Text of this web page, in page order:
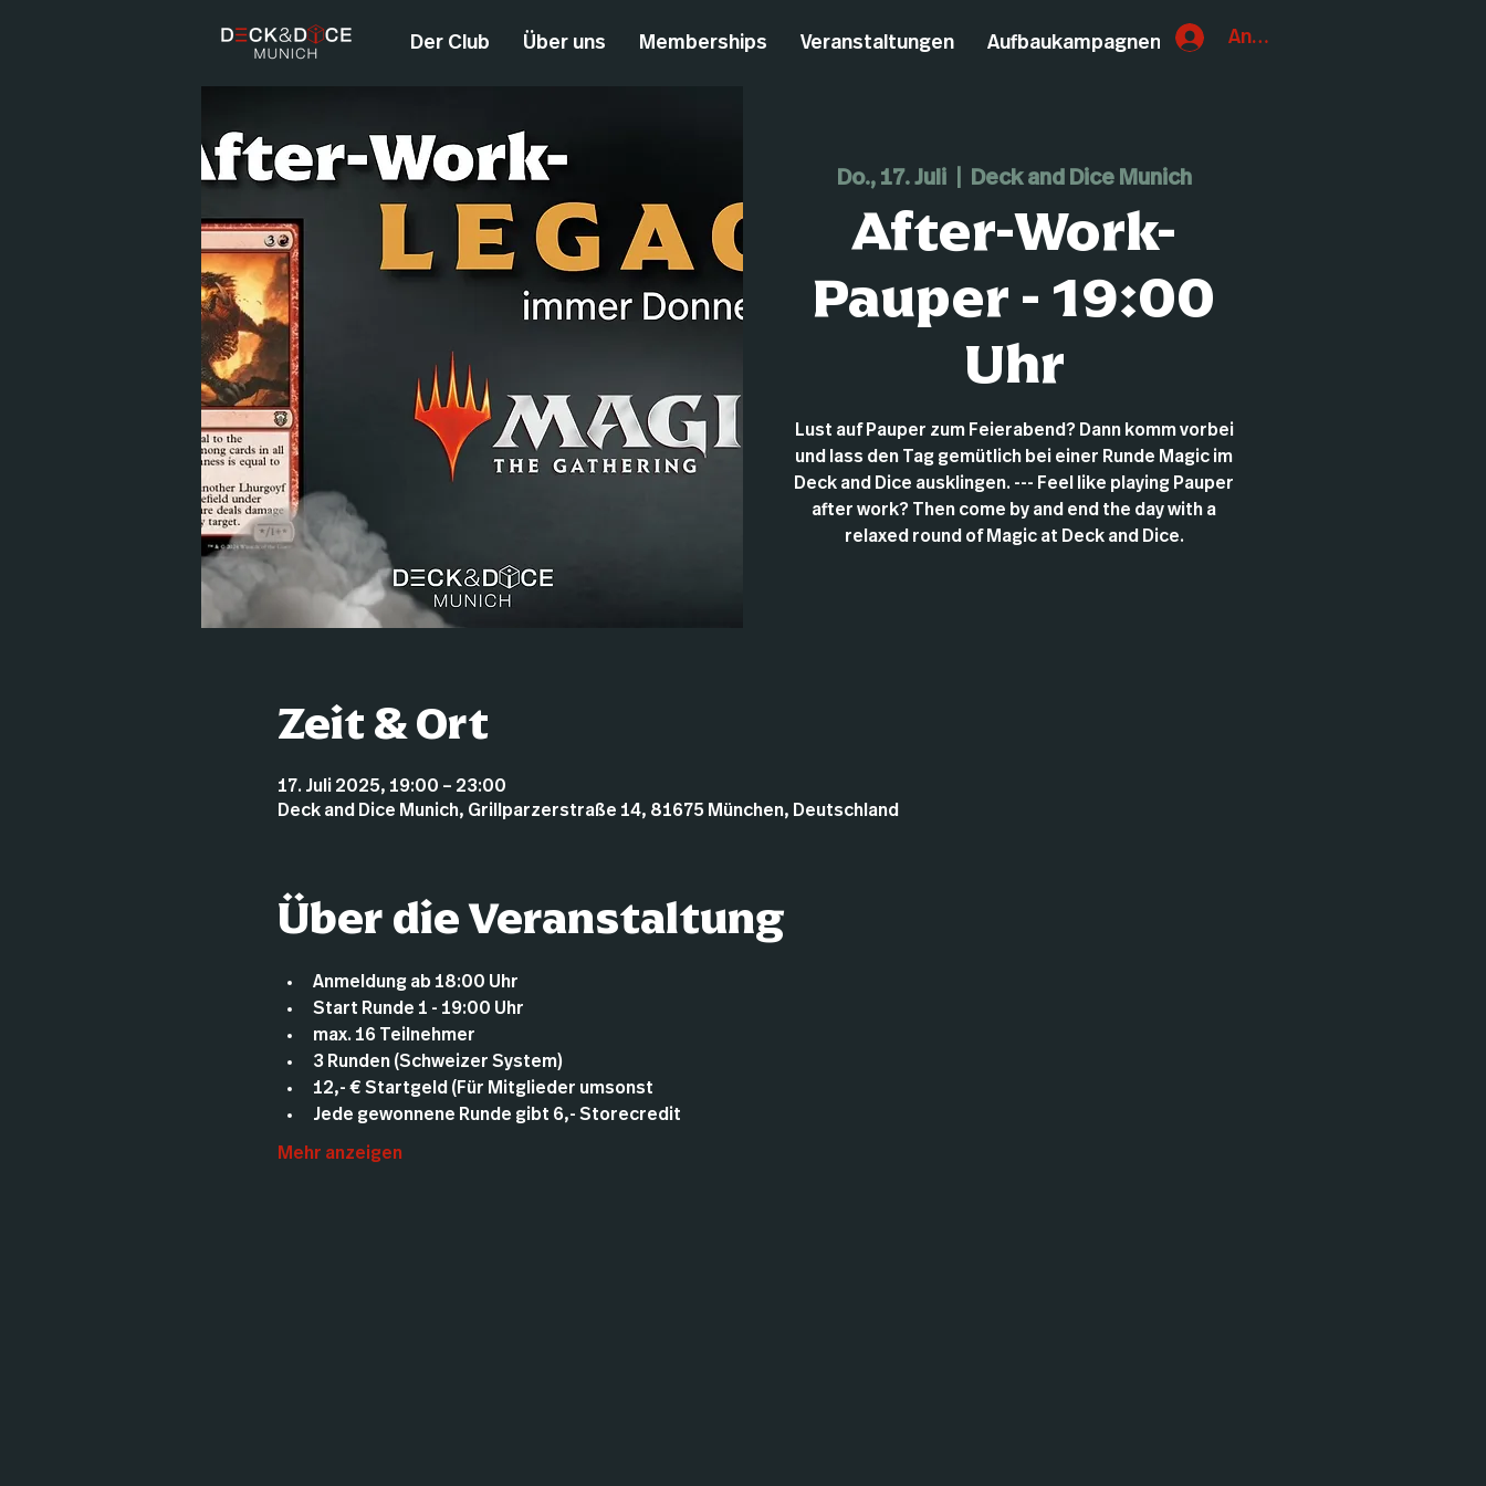
Der Club Über uns Memberships Veranstaltungen Aufbaukampagnen Anmelden
Do., 17. Juli
  |
Deck and Dice Munich
After-Work-
Pauper - 19:00
Uhr
Lust auf Pauper zum Feierabend? Dann komm vorbei
und lass den Tag gemütlich bei einer Runde Magic im
Deck and Dice ausklingen. --- Feel like playing Pauper
after work? Then come by and end the day with a
relaxed round of Magic at Deck and Dice.
Zeit & Ort
17. Juli 2025, 19:00 – 23:00
Deck and Dice Munich, Grillparzerstraße 14, 81675 München, Deutschland
Über die Veranstaltung
Anmeldung ab 18:00 Uhr
Start Runde 1 - 19:00 Uhr
max. 16 Teilnehmer
3 Runden (Schweizer System)
12,- € Startgeld (Für Mitglieder umsonst
Jede gewonnene Runde gibt 6,- Storecredit
Mehr anzeigen